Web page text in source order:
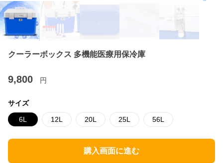
クーラーボックス 多機能医療用保冷庫
9,800 円
サイズ
6L 12L 20L 25L 56L
購入画面に進む